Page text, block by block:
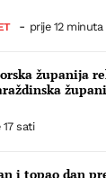
- prije 12 minuta
županija
17 sati
i topao dan